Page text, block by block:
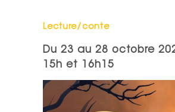
Catégorie : "
Lecture/conte
Du 23 au 28 octobre
15h et 16h15